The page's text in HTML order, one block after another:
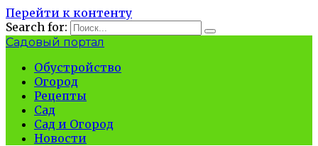
Перейти к контенту
Search for:
Садовый портал
Обустройство
Огород
Рецепты
Сад
Сад и Огород
Новости